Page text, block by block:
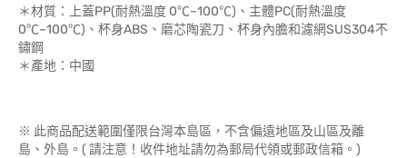
＊材質：上蓋PP(耐熱溫度 0℃~100℃)、主體PC(耐熱溫度
0℃~100℃)、杯身ABS、磨芯陶瓷刀、杯身內膽和濾網SUS304不
鏽鋼
＊產地：中國
※ 此商品配送範圍僅限台灣本島區，不含偏遠地區及山區及離
島、外島。( 請注意！收件地址請勿為郵局代領或郵政信箱。)